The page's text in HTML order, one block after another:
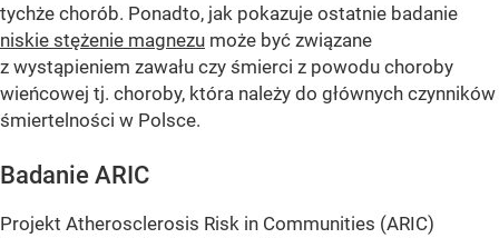
tychże chorób. Ponadto, jak pokazuje ostatnie badanie
niskie stężenie magnezu może być związane
z wystąpieniem zawału czy śmierci z powodu choroby
wieńcowej tj. choroby, która należy do głównych czynników
śmiertelności w Polsce.
Badanie ARIC
Projekt Atherosclerosis Risk in Communities (ARIC)